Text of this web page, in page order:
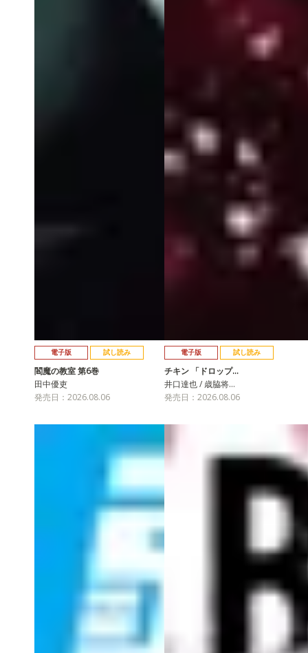
電子版 試し読み
閻魔の教室 第6巻
田中優吏
発売日：2026.08.06
電子版 試し読み
チキン 「ドロップ…
井口達也 / 歳脇将…
発売日：2026.08.06